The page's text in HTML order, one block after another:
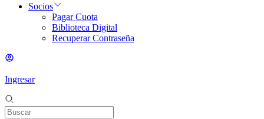
Socios
Pagar Cuota
Biblioteca Digital
Recuperar Contraseña
Ingresar